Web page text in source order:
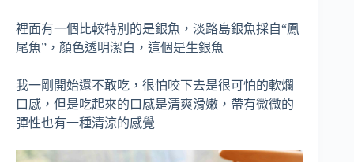
裡面有一個比較特別的是銀魚，淡路島銀魚採自“鳳
尾魚”，顏色透明潔白，這個是生銀魚
我一剛開始還不敢吃，很怕咬下去是很可怕的軟爛
口感，但是吃起來的口感是清爽滑嫩，帶有微微的
彈性也有一種清涼的感覺